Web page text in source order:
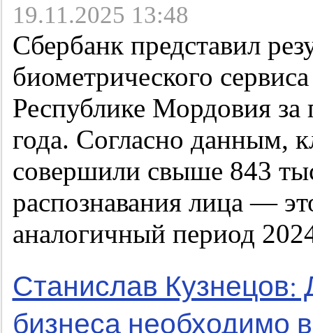
19.11.2025 13:48
Сбербанк представил
биометрического
Республике Мордовия за
года. Согласно данным,
совершили свыше 843
распознавания лица —
аналогичный период
Станислав Кузнецов:
бизнеса необходимо